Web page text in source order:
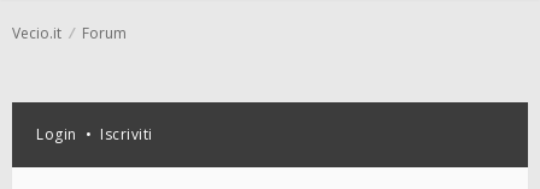
Vecio.it Forum
Login • Iscriviti